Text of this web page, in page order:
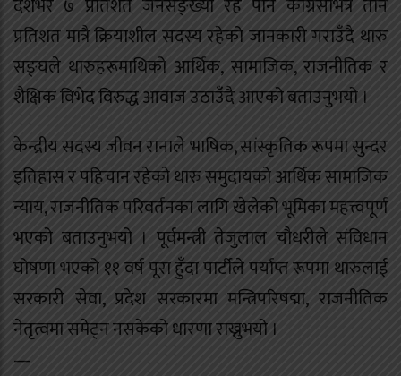
देशभर ७ प्रतिशत जनसङ्ख्या रहे पनि कांग्रेसभित्र तीन
प्रतिशत मात्रै क्रियाशील सदस्य रहेको जानकारी गराउँदै थारु
सङ्घले थारुहरूमाथिको आर्थिक, सामाजिक, राजनीतिक र
शैक्षिक विभेद विरुद्ध आवाज उठाउँदै आएको बताउनुभयो ।
केन्द्रीय सदस्य जीवन रानाले भाषिक, सांस्कृतिक रूपमा सुन्दर
इतिहास र पहिचान रहेको थारु समुदायको आर्थिक सामाजिक
न्याय, राजनीतिक परिवर्तनका लागि खेलेको भूमिका महत्त्वपूर्ण
भएको बताउनुभयो । पूर्वमन्त्री तेजुलाल चौधरीले संविधान
घोषणा भएको ११ वर्ष पूरा हुँदा पार्टीले पर्याप्त रूपमा थारुलाई
सरकारी सेवा, प्रदेश सरकारमा मन्त्रिपरिषद्मा, राजनीतिक
नेतृत्वमा समेट्न नसकेको धारणा राख्नुभयो ।
—